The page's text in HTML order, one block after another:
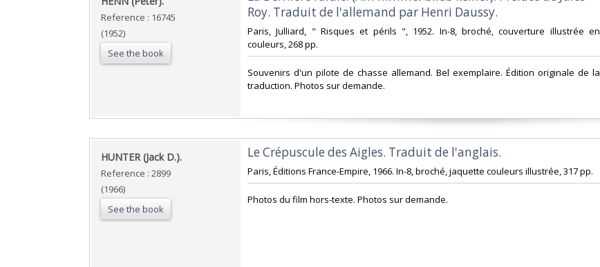
Reference : 16745
(1952)
See the book
Roy. Traduit de l'allemand par Henri Daussy.‎
‎Paris, Julliard, " Risques et périls ", 1952. In-8, broché, couverture illustrée en
couleurs, 268 pp. ‎
‎Souvenirs d'un pilote de chasse allemand. Bel exemplaire. Édition originale de la
traduction. Photos sur demande.‎
‎HUNTER (Jack D.).‎
Reference : 2899
(1966)
See the book
‎Le Crépuscule des Aigles. Traduit de l'anglais.‎
‎Paris, Éditions France-Empire, 1966. In-8, broché, jaquette couleurs illustrée, 317 pp. ‎
‎Photos du film hors-texte. Photos sur demande.‎